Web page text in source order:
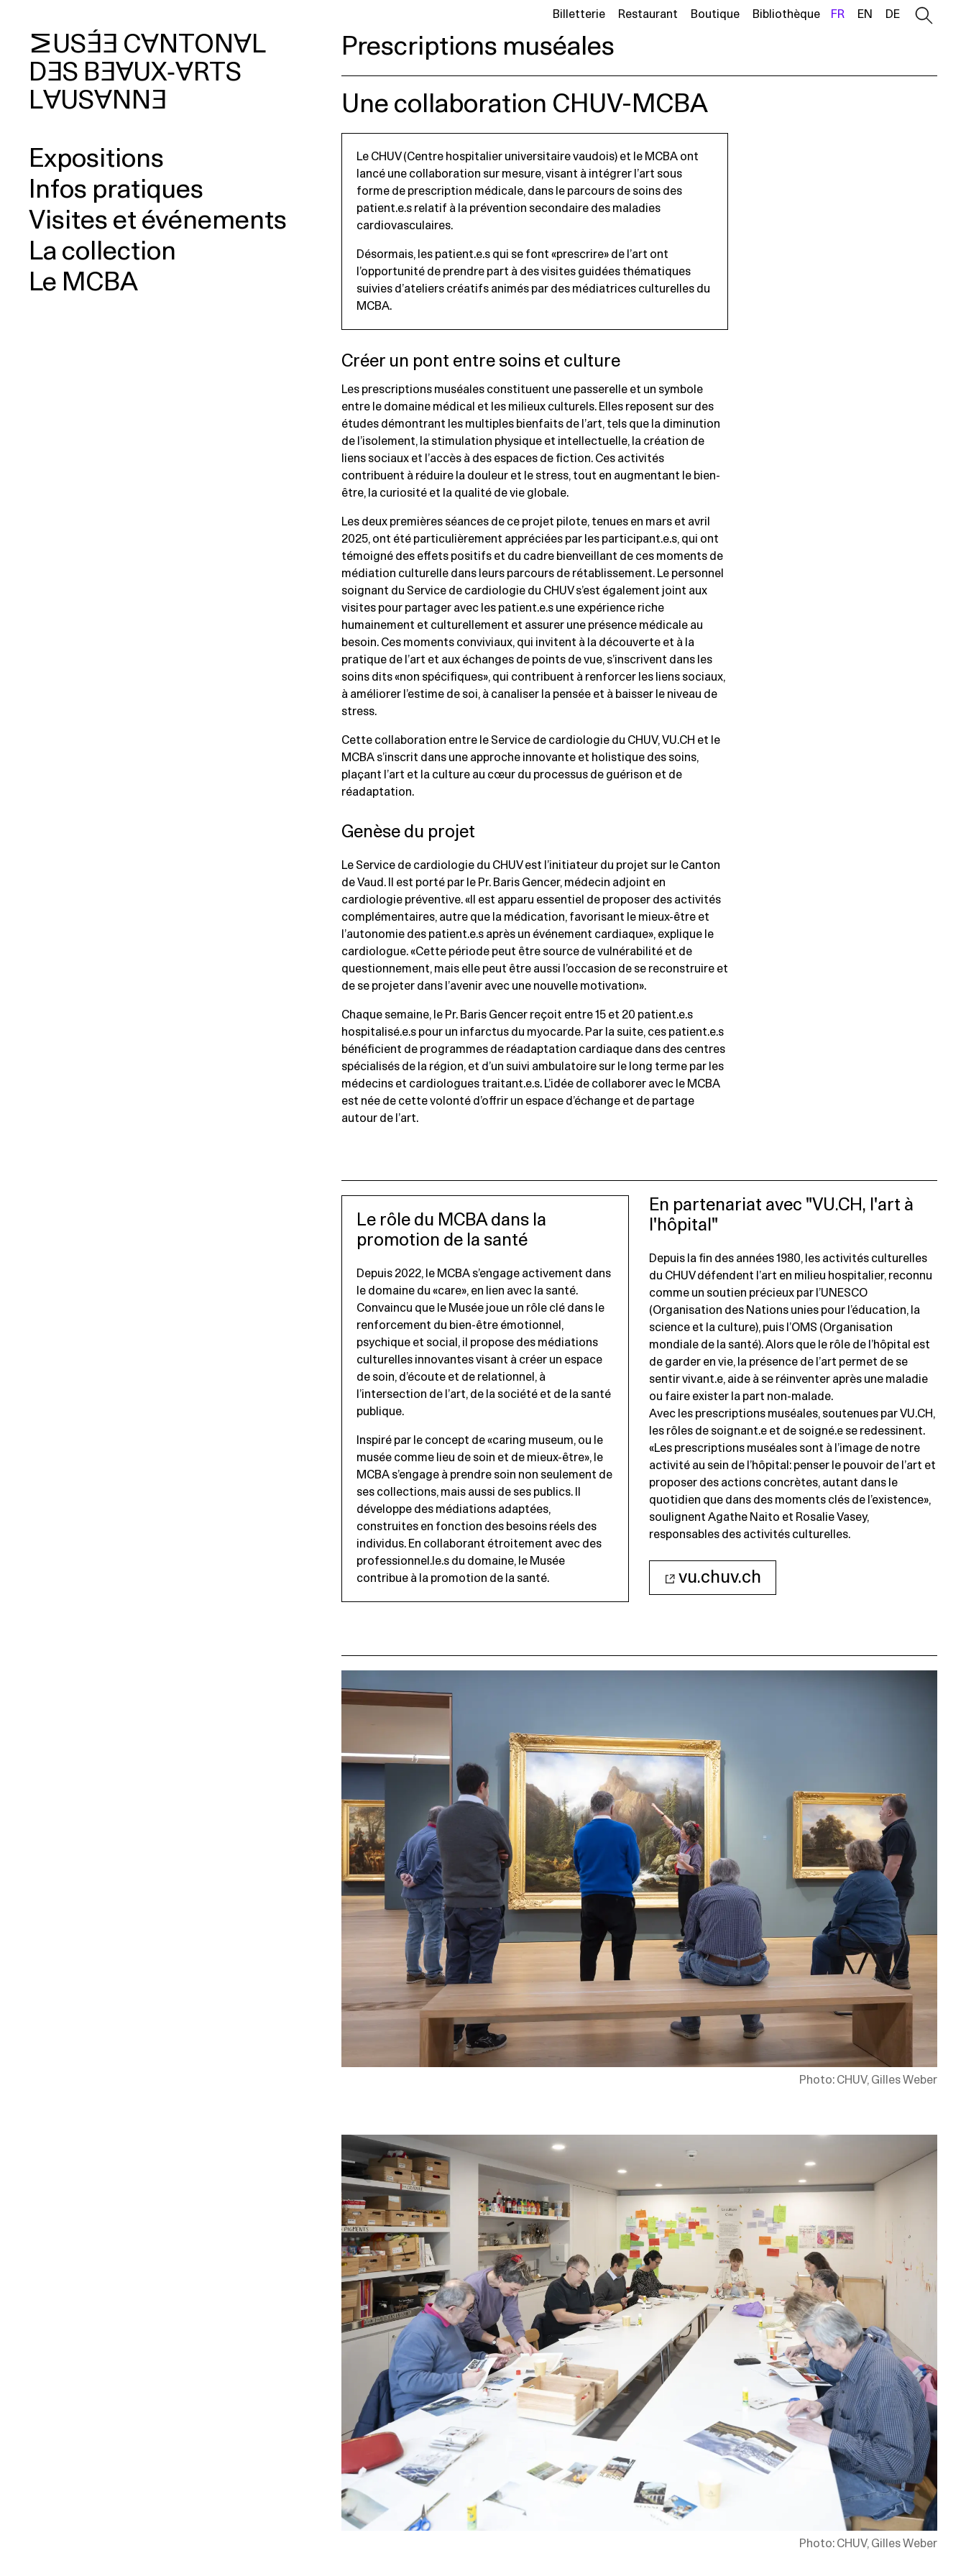
MUSÉE CANTONAL
DES BEAUX‑ARTS
LAUSANNE
Expositions
Infos pratiques
Visites et événements
La collection
Le MCBA
Billetterie Restaurant Boutique Bibliothèque FR EN DE
Prescriptions muséales
Une collaboration CHUV-MCBA
Le CHUV (Centre hospitalier universitaire vaudois) et le MCBA ont
lancé une collaboration sur mesure, visant à intégrer l’art sous
forme de prescription médicale, dans le parcours de soins des
patient.e.s relatif à la prévention secondaire des maladies
cardiovasculaires.
Désormais, les patient.e.s qui se font «prescrire» de l’art ont
l’opportunité de prendre part à des visites guidées thématiques
suivies d’ateliers créatifs animés par des médiatrices culturelles du
MCBA.
Créer un pont entre soins et culture
Les prescriptions muséales constituent une passerelle et un symbole
entre le domaine médical et les milieux culturels. Elles reposent sur des
études démontrant les multiples bienfaits de l’art, tels que la diminution
de l’isolement, la stimulation physique et intellectuelle, la création de
liens sociaux et l’accès à des espaces de fiction. Ces activités
contribuent à réduire la douleur et le stress, tout en augmentant le bien-
être, la curiosité et la qualité de vie globale.
Les deux premières séances de ce projet pilote, tenues en mars et avril
2025, ont été particulièrement appréciées par les participant.e.s, qui ont
témoigné des effets positifs et du cadre bienveillant de ces moments de
médiation culturelle dans leurs parcours de rétablissement. Le personnel
soignant du Service de cardiologie du CHUV s’est également joint aux
visites pour partager avec les patient.e.s une expérience riche
humainement et culturellement et assurer une présence médicale au
besoin. Ces moments conviviaux, qui invitent à la découverte et à la
pratique de l’art et aux échanges de points de vue, s’inscrivent dans les
soins dits «non spécifiques», qui contribuent à renforcer les liens sociaux,
à améliorer l’estime de soi, à canaliser la pensée et à baisser le niveau de
stress.​
Cette collaboration entre le Service de cardiologie du CHUV, VU.CH et le
MCBA s’inscrit dans une approche innovante et holistique des soins,
plaçant l’art et la culture au cœur du processus de guérison et de
réadaptation.
Genèse du projet
Le Service de cardiologie du CHUV est l’initiateur du projet sur le Canton
de Vaud. Il est porté par le Pr. Baris Gencer, médecin adjoint en
cardiologie préventive. «Il est apparu essentiel de proposer des activités
complémentaires, autre que la médication, favorisant le mieux-être et
l’autonomie des patient.e.s après un événement cardiaque», explique le
cardiologue. «Cette période peut être source de vulnérabilité et de
questionnement, mais elle peut être aussi l’occasion de se reconstruire et
de se projeter dans l’avenir avec une nouvelle motivation».
Chaque semaine, le Pr. Baris Gencer reçoit entre 15 et 20 patient.e.s
hospitalisé.e.s pour un infarctus du myocarde. Par la suite, ces patient.e.s
bénéficient de programmes de réadaptation cardiaque dans des centres
spécialisés de la région, et d’un suivi ambulatoire sur le long terme par les
médecins et cardiologues traitant.e.s. L’idée de collaborer avec le MCBA
est née de cette volonté d’offrir un espace d’échange et de partage
autour de l’art.​
Le rôle du MCBA dans la
promotion de la santé
Depuis 2022, le MCBA s’engage activement dans
le domaine du «care», en lien avec la santé.
Convaincu que le Musée joue un rôle clé dans le
renforcement du bien-être émotionnel,
psychique et social, il propose des médiations
culturelles innovantes visant à créer un espace
de soin, d’écoute et de relationnel, à
l’intersection de l’art, de la société et de la santé
publique.
Inspiré par le concept de «caring museum, ou le
musée comme lieu de soin et de mieux-être», le
MCBA s’engage à prendre soin non seulement de
ses collections, mais aussi de ses publics. Il
développe des médiations adaptées,
construites en fonction des besoins réels des
individus. En collaborant étroitement avec des
professionnel.le.s du domaine, le Musée
contribue à la promotion de la santé.
En partenariat avec "VU.CH, l'art à
l'hôpital"
Depuis la fin des années 1980, les activités culturelles
du CHUV défendent l’art en milieu hospitalier, reconnu
comme un soutien précieux par l’UNESCO
(Organisation des Nations unies pour l’éducation, la
science et la culture), puis l’OMS (Organisation
mondiale de la santé). Alors que le rôle de l’hôpital est
de garder en vie, la présence de l’art permet de se
sentir vivant.e, aide à se réinventer après une maladie
ou faire exister la part non-malade.
Avec les prescriptions muséales, soutenues par VU.CH,
les rôles de soignant.e et de soigné.e se redessinent.
«Les prescriptions muséales sont à l’image de notre
activité au sein de l’hôpital: penser le pouvoir de l’art et
proposer des actions concrètes, autant dans le
quotidien que dans des moments clés de l’existence»,
soulignent Agathe Naito et Rosalie Vasey,
responsables des activités culturelles.
vu.chuv.ch
Photo: CHUV, Gilles Weber
Photo: CHUV, Gilles Weber